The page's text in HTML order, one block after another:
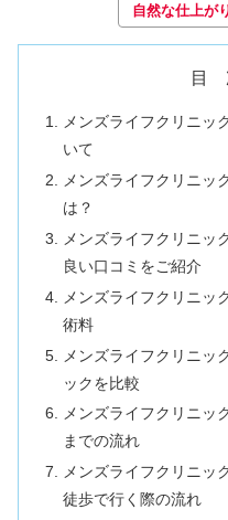
自然な仕上が
目
メンズライフクリニッ
いて
メンズライフクリニッ
は？
メンズライフクリニッ
良い口コミをご紹介
メンズライフクリニッ
術料
メンズライフクリニッ
ックを比較
メンズライフクリニッ
までの流れ
メンズライフクリニッ
徒歩で行く際の流れ